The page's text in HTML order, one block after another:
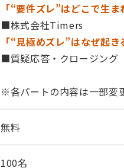
「“要件ズレ”はどこで生
■株式会社Timers
「“見極めズレ”はなぜ起
■質疑応答・クロージング
※各パートの内容は一部変
無料
100名